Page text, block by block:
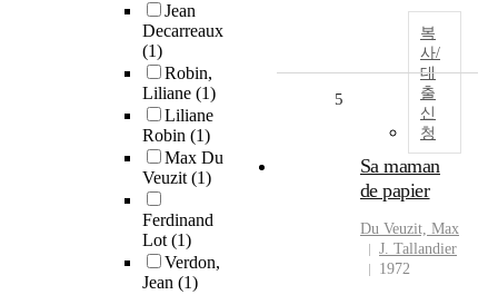
Jean
Decarreaux
(1)
Robin,
Liliane (1)
Liliane
Robin (1)
Max Du
Veuzit(1)
Ferdinand
Lot(1)
Verdon,
Jean (1)
복
사/
대
출
신
청
5
Sa maman
de papier
Du Veuzit, Max
J. Tallandier
1972